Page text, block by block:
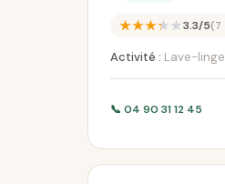
★★★★★3.3/5(7
Activité : Lave-linge
📞 04 90 31 12 45